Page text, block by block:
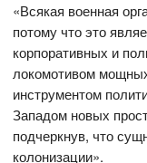
«Всякая военная
потому что это
корпоративных и
локомотивом
инструментом
Западом новых
подчеркнув, что
колонизации».